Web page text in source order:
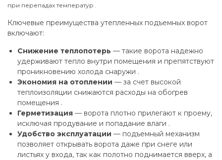
при перепадах температур .
Ключевые преимущества утепленных подъемных ворот
включают:
Снижение теплопотерь — такие ворота надежно
удерживают тепло внутри помещения и препятствуют
проникновению холода снаружи .
Экономия на отоплении — за счет высокой
теплоизоляции снижаются расходы на обогрев
помещения .
Герметизация — ворота плотно прилегают к проему,
исключая продувание и попадание влаги .
Удобство эксплуатации — подъемный механизм
позволяет открывать ворота даже при снеге или
листьях у входа, так как полотно поднимается вверх, а